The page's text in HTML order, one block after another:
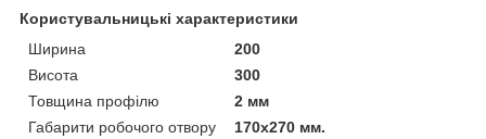
Користувальницькі характеристики
Ширина
200
Висота
300
Товщина профілю
2 мм
Габарити робочого отвору
170х270 мм.